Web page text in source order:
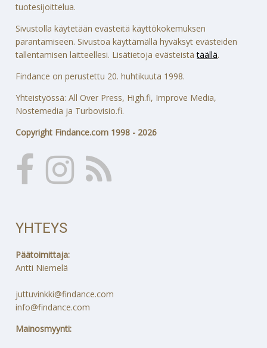
tuotesijoittelua.
Sivustolla käytetään evästeitä käyttökokemuksen
parantamiseen. Sivustoa käyttämällä hyväksyt evästeiden
tallentamisen laitteellesi. Lisätietoja evästeistätäällä.
Findance on perustettu 20. huhtikuuta 1998.
Yhteistyössä: All Over Press, High.fi, Improve Media,
Nostemedia ja Turbovisio.fi.
Copyright Findance.com 1998 - 2026
YHTEYS
Päätoimittaja:
Antti Niemelä
juttuvinkki@findance.com
info@findance.com
Mainosmyynti: